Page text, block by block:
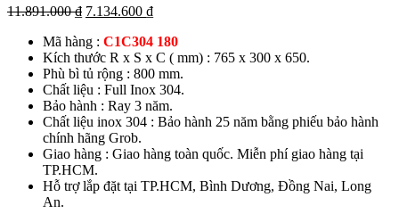
11.891.000₫ Giá
là:
11.891.000 ₫.
7.134.600 ₫Giá
tại
là:
7.134.600 ₫.
Mã hàng : C1C304 180
Kích thước R x S x C ( mm) : 765 x 300 x 650.
Phù bì tủ rộng : 800 mm.
Chất liệu : Full Inox 304.
Bảo hành : Ray 3 năm.
Chất liệu inox 304 : Bảo hành 25 năm bằng phiếu bảo hành
chính hãng Grob.
Giao hàng : Giao hàng toàn quốc. Miễn phí giao hàng tại
TP.HCM.
Hỗ trợ lắp đặt tại TP.HCM, Bình Dương, Đồng Nai, Long
An.